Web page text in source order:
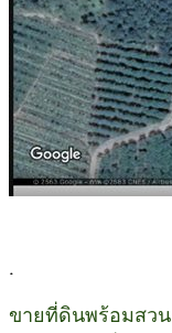
.
ขายที่ดินพร้อมสว